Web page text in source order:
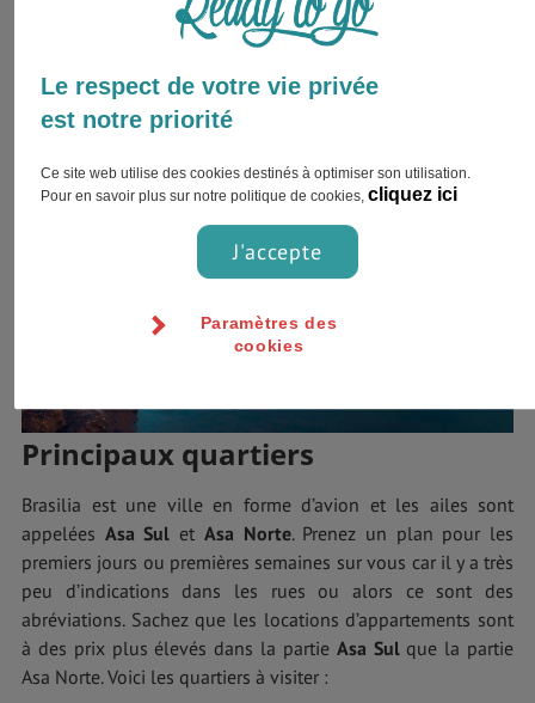
visiteurs un séjour des plus agréables et regorge de lieux et
de sites qui valent le détour.
Principaux quartiers
Brasilia est une ville en forme d’avion et les ailes sont
appelées Asa Sul et Asa Norte. Prenez un plan pour les
premiers jours ou premières semaines sur vous car il y a très
peu d’indications dans les rues ou alors ce sont des
abréviations. Sachez que les locations d’appartements sont
à des prix plus élevés dans la partie Asa Sulque la partie
Asa Norte. Voici les quartiers à visiter :
Le respect de votre vie privée
est notre priorité
Ce site web utilise des cookies destinés à optimiser son utilisation.
Pour en savoir plus sur notre politique de cookies, cliquez ici
J'accepte
Paramètres des
cookies